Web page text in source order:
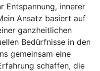
Entspannung, innerer
Ansatz basiert auf
ganzheitlichen
Bedürfnisse in den
gemeinsam eine
schaffen, die